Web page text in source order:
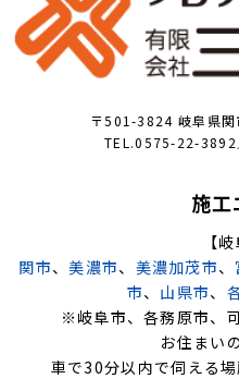
〒501-3824 岐阜県
TEL.0575-22-
施工
【
関市、美濃市、 美濃加茂市、
市、 山県市、
※岐阜市、各務原市、
お住まい
車で30分以内で伺える場